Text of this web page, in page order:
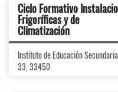
Ciclo Formativo
Frigoríficas y de
Climatización
Instituto de Educación
33, 33450